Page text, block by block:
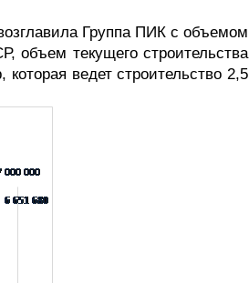
Группа ПИК с объемом
объем текущего строительства
ведет строительство 2,5